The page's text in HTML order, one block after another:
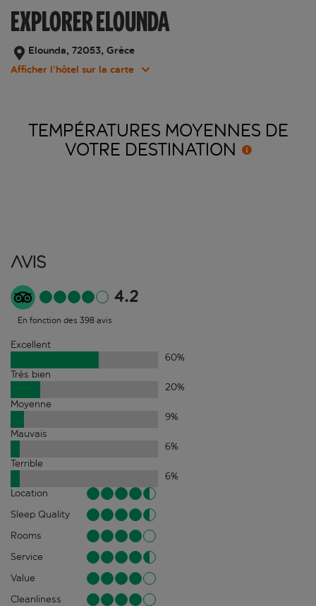
EXPLORER ELOUNDA
Elounda, 72053, Grèce
Afficher l’hôtel sur la carte
TEMPÉRATURES MOYENNES DE
VOTRE DESTINATION
Avis
4.2
En fonction des 398 avis
Excellent
60%
Très bien
20%
Moyenne
9%
Mauvais
6%
Terrible
6%
Location
Sleep Quality
Rooms
Service
Value
Cleanliness